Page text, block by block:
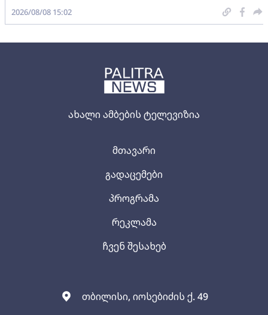
ახალი ამბების ტელევიზია
თბილისი, იოსებიძის ქ. 49
მთავარი
გადაცემები
პროგრამა
რეკლამა
ჩვენ შესახებ
2026/08/08 15:02